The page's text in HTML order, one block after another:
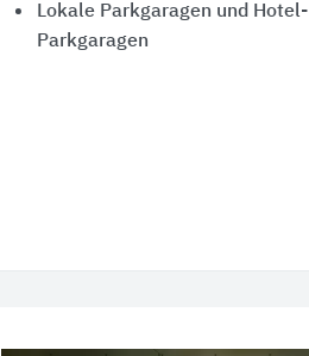
Lokale Parkgaragen und Hotel-
Parkgaragen